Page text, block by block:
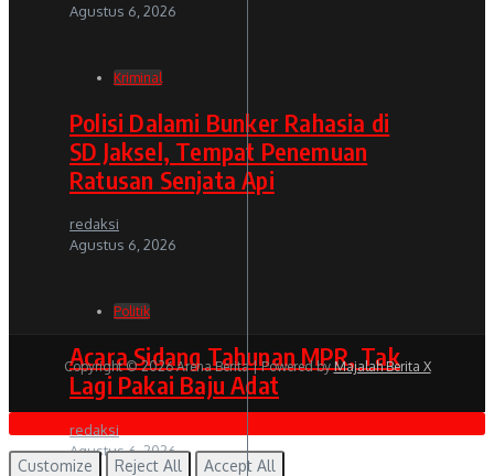
Agustus 6, 2026
Kriminal
Polisi Dalami Bunker Rahasia di
SD Jaksel, Tempat Penemuan
Ratusan Senjata Api
redaksi
Agustus 6, 2026
Politik
Acara Sidang Tahunan MPR, Tak
Lagi Pakai Baju Adat
redaksi
Agustus 6, 2026
Copyright © 2026 Arena Berita | Powered byMajalah Berita X
Customize Reject All
Accept All